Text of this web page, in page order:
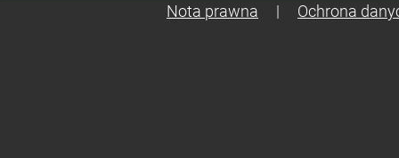
Nota prawna | Ochrona